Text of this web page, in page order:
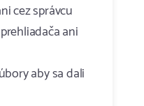
cez správcu
ani
aby sa dali